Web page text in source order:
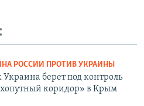
РОССИИ ПРОТИВ УКРАИНЫ
Украина берет под контроль
коридор» в Крым